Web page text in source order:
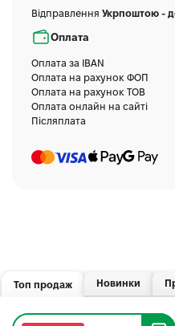
Відправлення Укрпоштою -
Оплата
Оплата за IBAN
Оплата на рахунок ФОП
Оплата на рахунок ТОВ
Оплата онлайн на сайті
Післяплата
Топ продаж Новинки